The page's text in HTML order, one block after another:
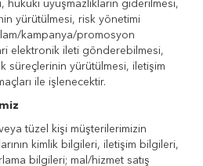
uyuşmazlıkların giderilmesi,
yürütülmesi, risk yönetimi
kampanya/promosyon
elektronik ileti gönderebilmesi,
süreçlerinin yürütülmesi, iletişim
ile işlenecektir.
tüzel kişi müşterilerimizin
kimlik bilgileri, iletişim bilgileri,
bilgileri; mal/hizmet satış